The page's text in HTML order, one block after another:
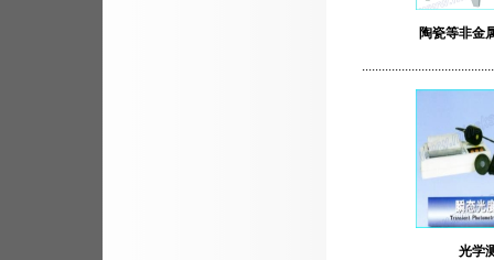
陶瓷等非金
光学